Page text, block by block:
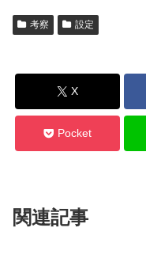
考察 設定
X
Pocket
関連記事